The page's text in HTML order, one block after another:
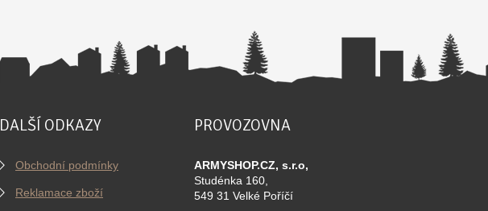
DALŠÍ ODKAZY
Obchodní podmínky
Reklamace zboží
PROVOZOVNA
ARMYSHOP.CZ, s.r.o,
Studénka 160,
549 31 Velké Poříčí